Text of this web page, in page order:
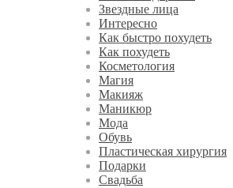
Звездные лица
Интересно
Как быстро похудеть
Как похудеть
Косметология
Магия
Макияж
Маникюр
Мода
Обувь
Пластическая хирургия
Подарки
Свадьба